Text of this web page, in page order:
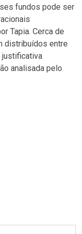
fundos pode ser
Tapia. Cerca de
distribuídos entre
justificativa
analisada pelo